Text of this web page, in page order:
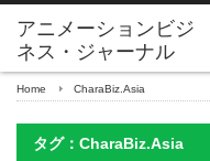
アニメーションビジ
ネス・ジャーナル
Home CharaBiz.Asia
タグ：CharaBiz.Asia